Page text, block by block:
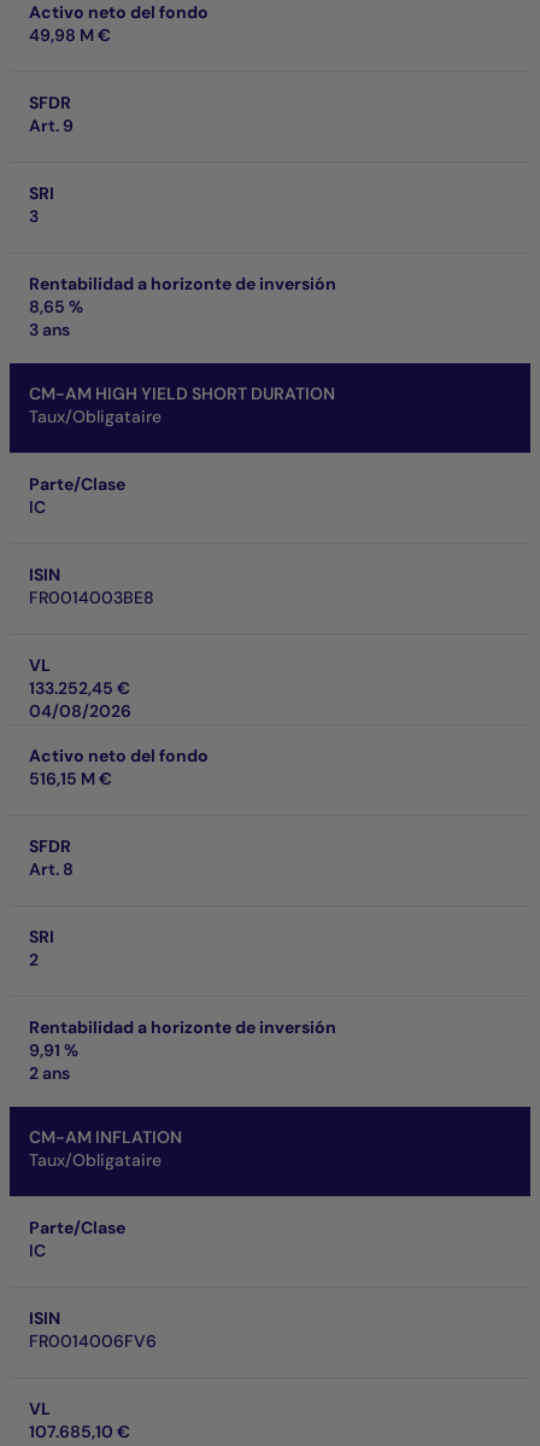
Activo neto del fondo
49,98 M €
SFDR
Art. 9
SRI
3
Rentabilidad a horizonte de inversión
8,65 %
3 ans
CM-AM HIGH YIELD SHORT DURATION
Taux/Obligataire
Parte/Clase
IC
ISIN
FR0014003BE8
VL
133.252,45 €
04/08/2026
Activo neto del fondo
516,15 M €
SFDR
Art. 8
SRI
2
Rentabilidad a horizonte de inversión
9,91 %
2 ans
CM-AM INFLATION
Taux/Obligataire
Parte/Clase
IC
ISIN
FR0014006FV6
VL
107.685,10 €